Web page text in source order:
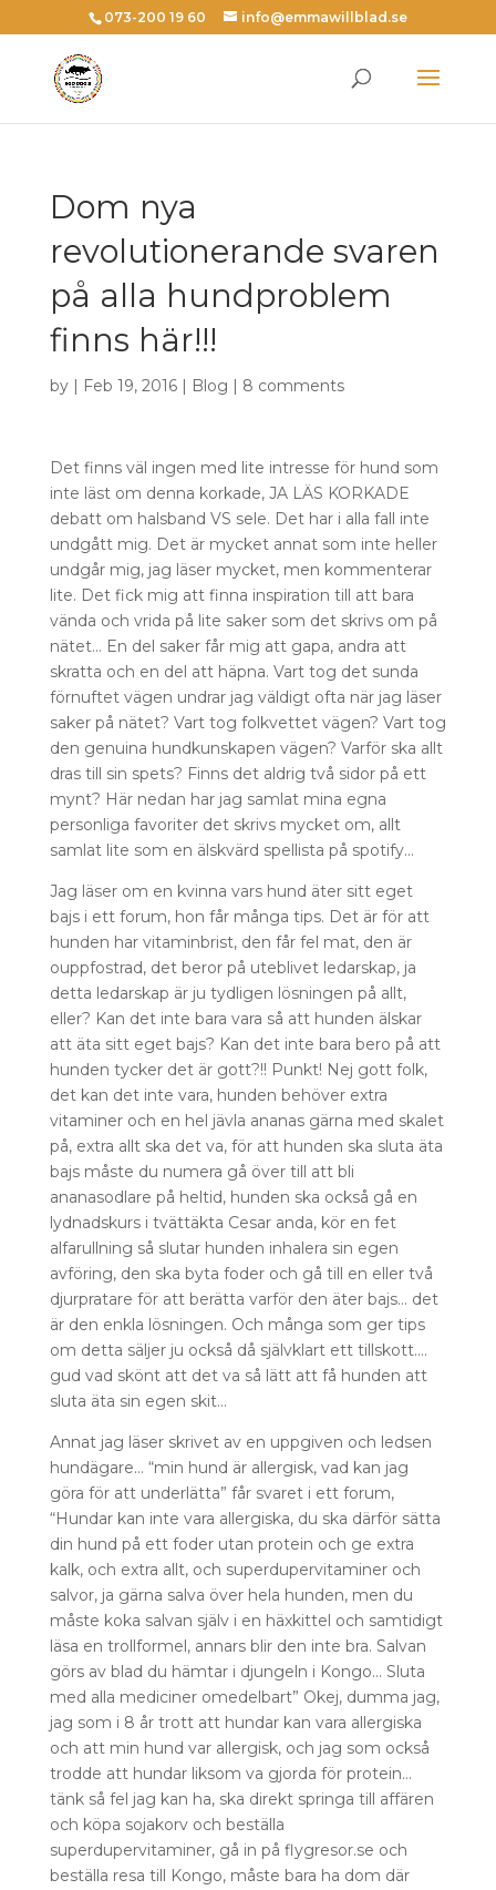
073-200 19 60 info@emmawillblad.se
Dom nya
revolutionerande svaren
på alla hundproblem
finns här!!!
by | Feb 19, 2016 | Blog | 8 comments
Det finns väl ingen med lite intresse för hund som
inte läst om denna korkade, JA LÄS KORKADE
debatt om halsband VS sele. Det har i alla fall inte
undgått mig. Det är mycket annat som inte heller
undgår mig, jag läser mycket, men kommenterar
lite. Det fick mig att finna inspiration till att bara
vända och vrida på lite saker som det skrivs om på
nätet… En del saker får mig att gapa, andra att
skratta och en del att häpna. Vart tog det sunda
förnuftet vägen undrar jag väldigt ofta när jag läser
saker på nätet? Vart tog folkvettet vägen? Vart tog
den genuina hundkunskapen vägen? Varför ska allt
dras till sin spets? Finns det aldrig två sidor på ett
mynt? Här nedan har jag samlat mina egna
personliga favoriter det skrivs mycket om, allt
samlat lite som en älskvärd spellista på spotify…
Jag läser om en kvinna vars hund äter sitt eget
bajs i ett forum, hon får många tips. Det är för att
hunden har vitaminbrist, den får fel mat, den är
ouppfostrad, det beror på uteblivet ledarskap, ja
detta ledarskap är ju tydligen lösningen på allt,
eller? Kan det inte bara vara så att hunden älskar
att äta sitt eget bajs? Kan det inte bara bero på att
hunden tycker det är gott?!! Punkt! Nej gott folk,
det kan det inte vara, hunden behöver extra
vitaminer och en hel jävla ananas gärna med skalet
på, extra allt ska det va, för att hunden ska sluta äta
bajs måste du numera gå över till att bli
ananasodlare på heltid, hunden ska också gå en
lydnadskurs i tvättäkta Cesar anda, kör en fet
alfarullning så slutar hunden inhalera sin egen
avföring, den ska byta foder och gå till en eller två
djurpratare för att berätta varför den äter bajs… det
är den enkla lösningen. Och många som ger tips
om detta säljer ju också då självklart ett tillskott….
gud vad skönt att det va så lätt att få hunden att
sluta äta sin egen skit…
Annat jag läser skrivet av en uppgiven och ledsen
hundägare… “min hund är allergisk, vad kan jag
göra för att underlätta” får svaret i ett forum,
“Hundar kan inte vara allergiska, du ska därför sätta
din hund på ett foder utan protein och ge extra
kalk, och extra allt, och superdupervitaminer och
salvor, ja gärna salva över hela hunden, men du
måste koka salvan själv i en häxkittel och samtidigt
läsa en trollformel, annars blir den inte bra. Salvan
görs av blad du hämtar i djungeln i Kongo… Sluta
med alla mediciner omedelbart” Okej, dumma jag,
jag som i 8 år trott att hundar kan vara allergiska
och att min hund var allergisk, och jag som också
trodde att hundar liksom va gjorda för protein…
tänk så fel jag kan ha, ska direkt springa till affären
och köpa sojakorv och beställa
superdupervitaminer, gå in på flygresor.se och
beställa resa till Kongo, måste bara ha dom där